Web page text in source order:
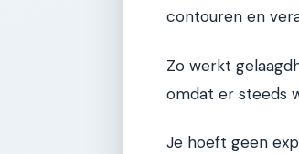
contouren en
Zo werkt
omdat er steeds
Je hoeft geen